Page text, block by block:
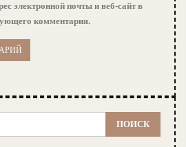
электронной почты и веб-сайт в
комментария.